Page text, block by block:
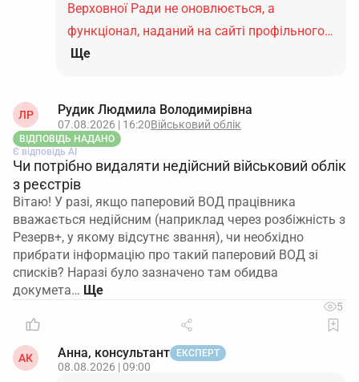
Верховної Ради не оновлюється, а
функціонал, наданий на сайті профільного…
Ще
ЛР Рудик Людмила Володимирівна
07.08.2026 | 16:20Військовий облік
ВІДПОВІДЬ НАДАНО
Є відповідь АІ
Чи потрібно видаляти недійсний військовий облік
з реєстрів
Вітаю! У разі, якщо паперовий ВОД працівника
вважається недійсним (наприклад через розбіжність з
Резерв+, у якому відсутнє звання), чи необхідно
прибрати інформацію про такий паперовий ВОД зі
списків? Наразі було зазначено там обидва
докумета…
5
АК Анна, консультант ЕКСПЕРТ
08.08.2026 | 09:00